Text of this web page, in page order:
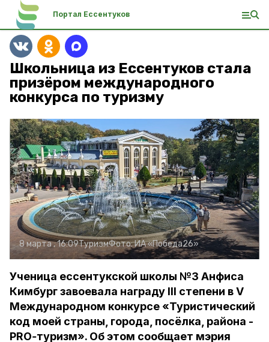
Портал Ессентуков
Школьница из Ессентуков стала
призёром международного
конкурса по туризму
8 марта , 16:09ТуризмФото:ИА «Победа26»
Ученица ессентукской школы №3 Анфиса
Кимбург завоевала награду III степени в V
Международном конкурсе «Туристический
код моей страны, города, посёлка, района -
PRO‑туризм». Об этом сообщает мэрия